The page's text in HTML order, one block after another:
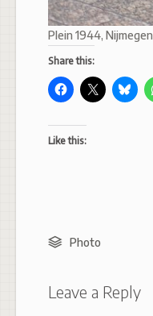
Plein 1944, Nijmegen
Share this:
Like this:
Photo
Leave a Reply